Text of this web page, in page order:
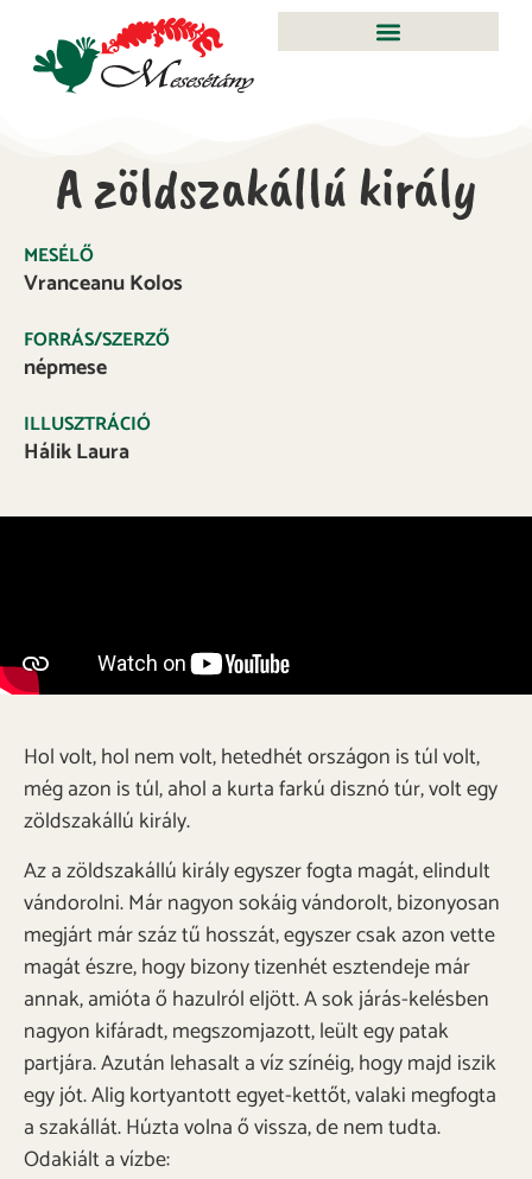
A zöldszakállú király
MESÉLŐ
Vranceanu Kolos
FORRÁS/SZERZŐ
népmese
ILLUSZTRÁCIÓ
Hálik Laura
Hol volt, hol nem volt, hetedhét országon is túl volt,
még azon is túl, ahol a kurta farkú disznó túr, volt egy
zöldszakállú király.
Az a zöldszakállú király egyszer fogta magát, elindult
vándorolni. Már nagyon sokáig vándorolt, bizonyosan
megjárt már száz tű hosszát, egyszer csak azon vette
magát észre, hogy bizony tizenhét esztendeje már
annak, amióta ő hazulról eljött. A sok járás-kelésben
nagyon kifáradt, megszomjazott, leült egy patak
partjára. Azután lehasalt a víz színéig, hogy majd iszik
egy jót. Alig kortyantott egyet-kettőt, valaki megfogta
a szakállát. Húzta volna ő vissza, de nem tudta.
Odakiált a vízbe: